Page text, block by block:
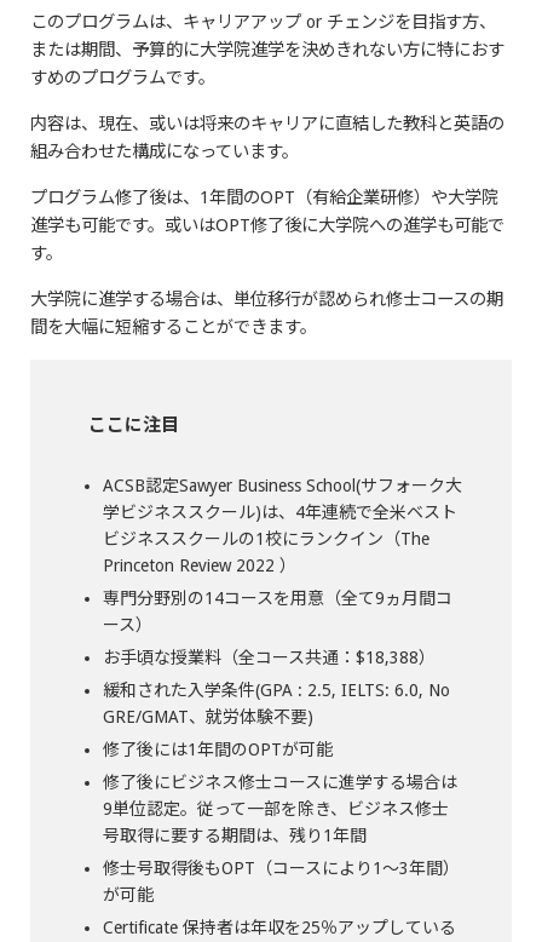
このプログラムは、キャリアアップ or チェンジを目指す方、
または期間、予算的に大学院進学を決めきれない方に特におす
すめのプログラムです。
内容は、現在、或いは将来のキャリアに直結した教科と英語の
組み合わせた構成になっています。
プログラム修了後は、1年間のOPT（有給企業研修）や大学院
進学も可能です。或いはOPT修了後に大学院への進学も可能で
す。
大学院に進学する場合は、単位移行が認められ修士コースの期
間を大幅に短縮することができます。
ここに注目
ACSB認定Sawyer Business School(サフォーク大
学ビジネススクール)は、4年連続で全米ベスト
ビジネススクールの1校にランクイン（The
Princeton Review 2022 ）
専門分野別の14コースを用意（全て9ヵ月間コ
ース）
お手頃な授業料（全コース共通：$18,388）
緩和された入学条件(GPA : 2.5, IELTS: 6.0, No
GRE/GMAT、就労体験不要)
修了後には1年間のOPTが可能
修了後にビジネス修士コースに進学する場合は
9単位認定。従って一部を除き、ビジネス修士
号取得に要する期間は、残り1年間
修士号取得後もOPT（コースにより1～3年間）
が可能
Certificate 保持者は年収を25％アップしている